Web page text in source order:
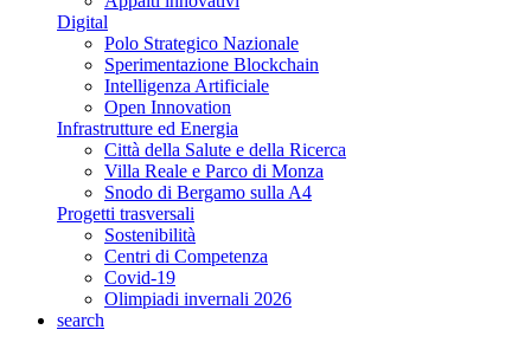
Digital
Polo Strategico Nazionale
Sperimentazione Blockchain
Intelligenza Artificiale
Open Innovation
Infrastrutture ed Energia
Città della Salute e della Ricerca
Villa Reale e Parco di Monza
Snodo di Bergamo sulla A4
Progetti trasversali
Sostenibilità
Centri di Competenza
Covid-19
Olimpiadi invernali 2026
search